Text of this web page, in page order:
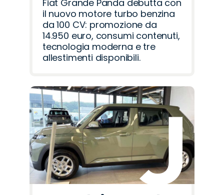
Fiat Grande Panda debutta con
il nuovo motore turbo benzina
da 100 CV: promozione da
14.950 euro, consumi contenuti,
tecnologia moderna e tre
allestimenti disponibili.